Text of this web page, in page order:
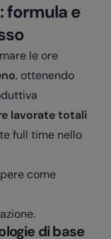
formula e
le ore
, ottenendo
lavorate totali
full time nello
come
di base